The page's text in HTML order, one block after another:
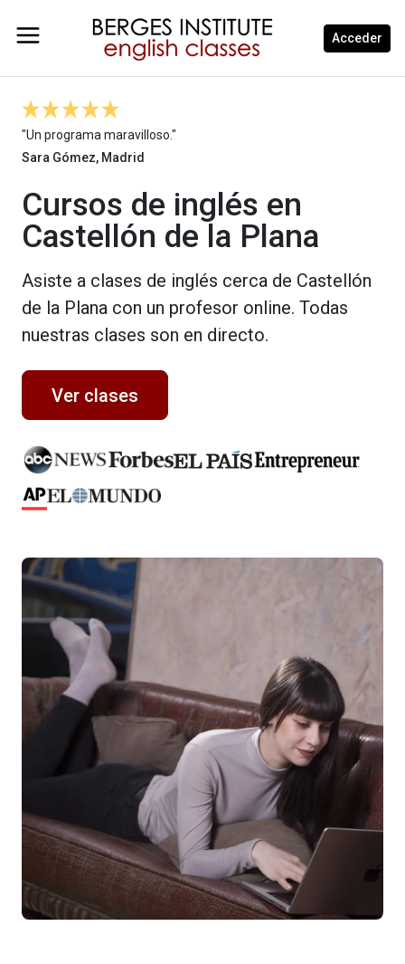
Acceder
"Un programa maravilloso."
Sara Gómez, Madrid
Cursos de inglés en
Castellón de la Plana
Asiste a clases de inglés cerca de Castellón
de la Plana con un profesor online. Todas
nuestras clases son en directo.
Ver clases